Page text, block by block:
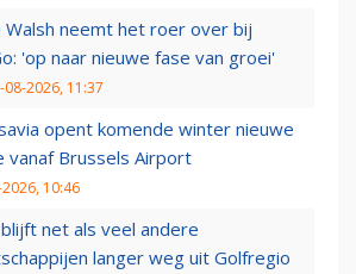
Walsh neemt het roer over bij
'op naar nieuwe fase van groei'
08-2026, 11:37
opent komende winter nieuwe
vanaf Brussels Airport
10:46
net als veel andere
langer weg uit Golfregio